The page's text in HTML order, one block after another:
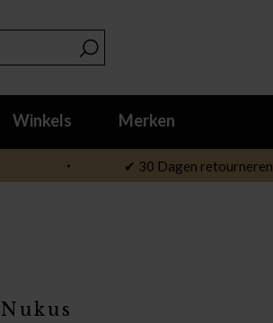
Winkels Merken
✔ 30 Dagen retourneren
Nukus